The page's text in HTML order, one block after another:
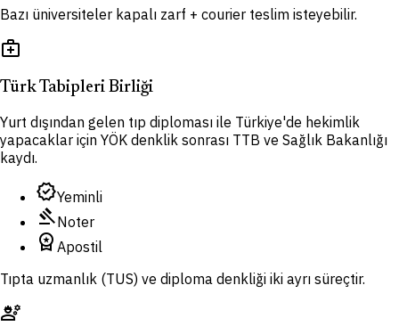
Bazı üniversiteler kapalı zarf + courier teslim isteyebilir.
medical_services
Türk Tabipleri Birliği
Yurt dışından gelen tıp diploması ile Türkiye'de hekimlik
yapacaklar için YÖK denklik sonrası TTB ve Sağlık Bakanlığı
kaydı.
verifiedYeminli
gavelNoter
workspace_premium Apostil
Tıpta uzmanlık (TUS) ve diploma denkliği iki ayrı süreçtir.
engineering